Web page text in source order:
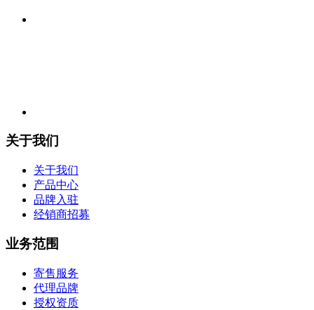
关于我们
关于我们
产品中心
品牌入驻
经销商招募
业务范围
寄售服务
代理品牌
授权资质